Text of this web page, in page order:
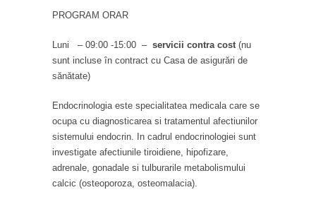
PROGRAM ORAR
Luni – 09:00 -15:00 – servicii contra cost (nu
sunt incluse în contract cu Casa de asigurări de
sănătate)
Endocrinologia este specialitatea medicala care se
ocupa cu diagnosticarea si tratamentul afectiunilor
sistemului endocrin. In cadrul endocrinologiei sunt
investigate afectiunile tiroidiene, hipofizare,
adrenale, gonadale si tulburarile metabolismului
calcic (osteoporoza, osteomalacia).